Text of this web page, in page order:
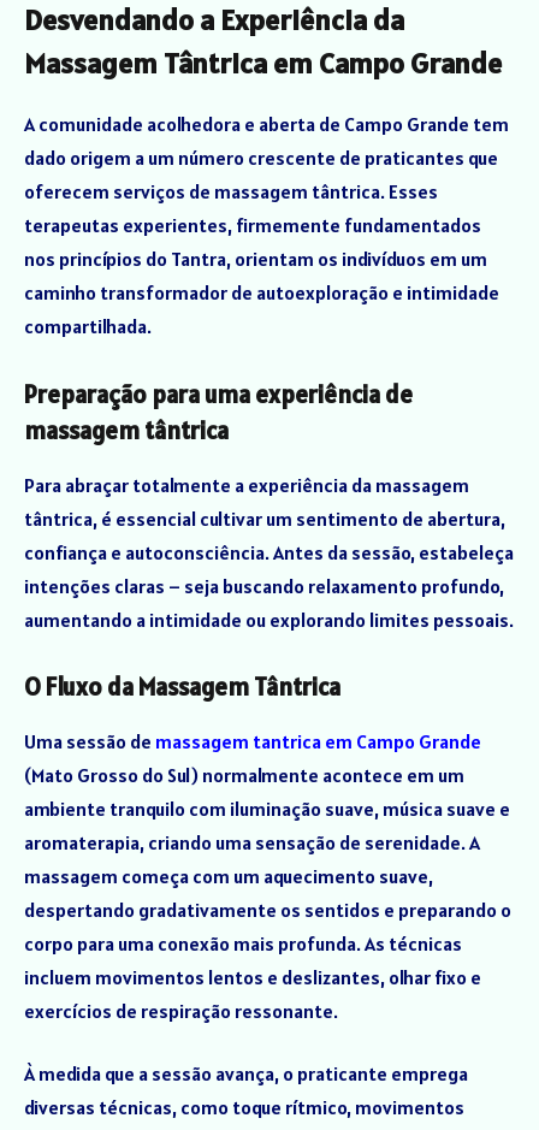
Desvendando a Experiência da
Massagem Tântrica em Campo Grande
A comunidade acolhedora e aberta de Campo Grande tem
dado origem a um número crescente de praticantes que
oferecem serviços de massagem tântrica. Esses
terapeutas experientes, firmemente fundamentados
nos princípios do Tantra, orientam os indivíduos em um
caminho transformador de autoexploração e intimidade
compartilhada.
Preparação para uma experiência de
massagem tântrica
Para abraçar totalmente a experiência da massagem
tântrica, é essencial cultivar um sentimento de abertura,
confiança e autoconsciência. Antes da sessão, estabeleça
intenções claras – seja buscando relaxamento profundo,
aumentando a intimidade ou explorando limites pessoais.
O Fluxo da Massagem Tântrica
Uma sessão de massagem tantrica em Campo Grande
(Mato Grosso do Sul) normalmente acontece em um
ambiente tranquilo com iluminação suave, música suave e
aromaterapia, criando uma sensação de serenidade. A
massagem começa com um aquecimento suave,
despertando gradativamente os sentidos e preparando o
corpo para uma conexão mais profunda. As técnicas
incluem movimentos lentos e deslizantes, olhar fixo e
exercícios de respiração ressonante.
À medida que a sessão avança, o praticante emprega
diversas técnicas, como toque rítmico, movimentos